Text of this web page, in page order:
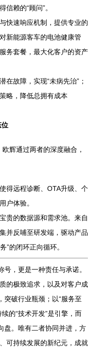
赖的“顾问”。
快速响应机制，提供专业的
新能源客车的电池健康管
务套餐，最大化客户的资产
在故障，实现“未病先治”；
略，降低总拥有成本
位
辉通过两者的深度融合，
得远程诊断、OTA升级、个
户体验。
贵的数据源和需求池。来自
并反哺至研发端，驱动产品
”的闭环正向循环。
号，更是一种责任与承诺。
的极致追求，以及对客户成
突破行业瓶颈；以“服务至
的“技术开发”是引擎，而
盘。唯有二者协同并进，方
可持续发展的新纪元，成就